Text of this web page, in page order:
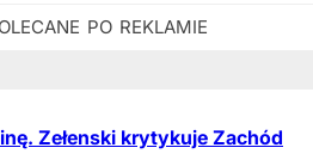
Zełenski krytykuje Zachód